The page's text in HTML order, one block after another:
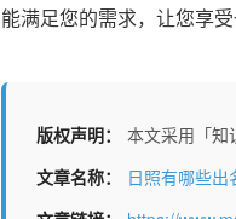
能满足您的需求，让您享
版权声明：
本文采用「知
文章名称：
日照有哪些出